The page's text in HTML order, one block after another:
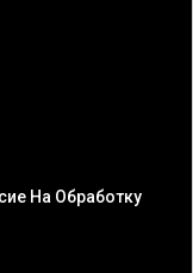
На Обработку